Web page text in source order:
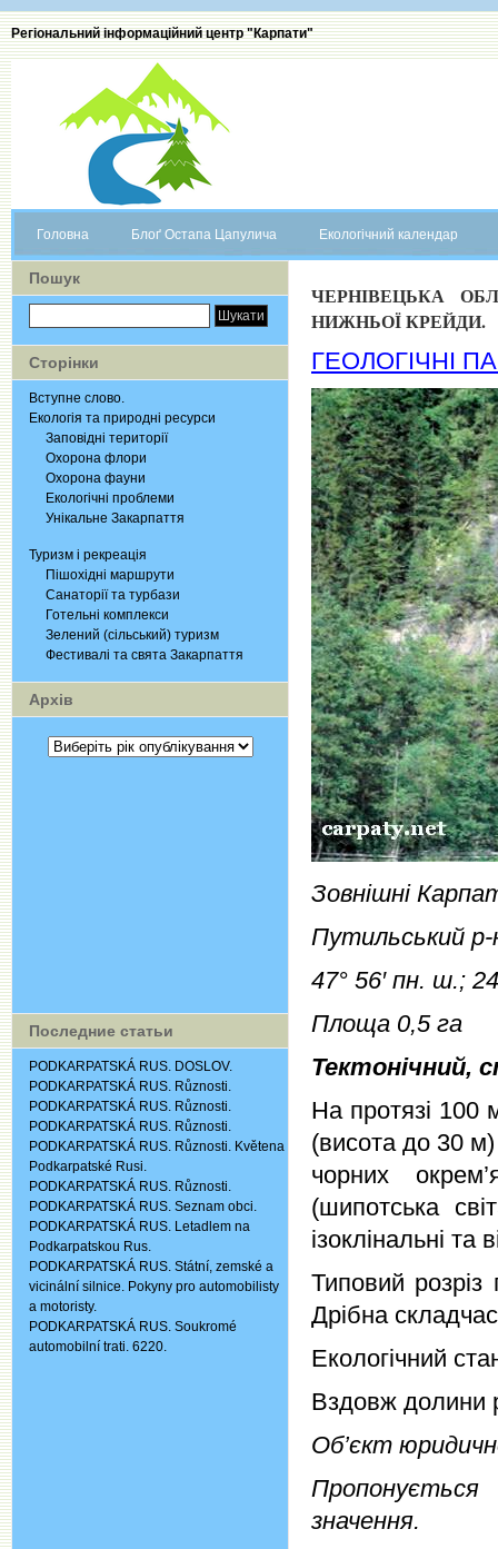
Регіональний інформаційний центр "Карпати"
Головна Блоґ Остапа Цапулича Екологічний календар
Пошук
Сторінки
Вступне слово.
Екологія та природні ресурси
Заповідні території
Охорона флори
Охорона фауни
Екологічні проблеми
Унікальне Закарпаття
Туризм і рекреація
Пішохідні маршрути
Санаторії та турбази
Готельні комплекси
Зелений (сільський) туризм
Фестивалі та свята Закарпаття
Архів
Последние статьи
PODKARPATSKÁ RUS. DOSLOV.
PODKARPATSKÁ RUS. Různosti.
PODKARPATSKÁ RUS. Různosti.
PODKARPATSKÁ RUS. Různosti.
PODKARPATSKÁ RUS. Různosti. Květena
Podkarpatské Rusi.
PODKARPATSKÁ RUS. Různosti.
PODKARPATSKÁ RUS. Seznam obci.
PODKARPATSKÁ RUS. Letadlem na
Podkarpatskou Rus.
PODKARPATSKÁ RUS. Státní, zemské a
vicinální silnice. Pokyny pro automobilisty
a motoristy.
PODKARPATSKÁ RUS. Soukromé
automobilní trati. 6220.
ЧЕРНІВЕЦЬКА
НИЖНЬОЇ КРЕЙДИ.
ГЕОЛОГІЧНІ
Зовнішні
Путильський
47° 56′ пн. ш.;
Площа 0,5 га
Тектонічний,
На протязі 100
(висота до 30
чорних
(шипотська
ізоклінальні
Типовий розріз
Дрібна
Екологічний
Вздовж долини
Об’єкт
значення.